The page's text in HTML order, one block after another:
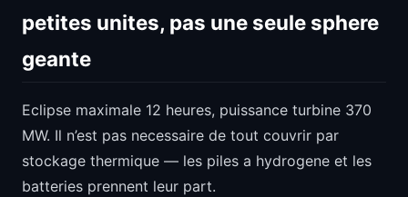
petites unites, pas une seule sphere
geante
Eclipse maximale 12 heures, puissance turbine 370
MW. Il n’est pas necessaire de tout couvrir par
stockage thermique — les piles a hydrogene et les
batteries prennent leur part.